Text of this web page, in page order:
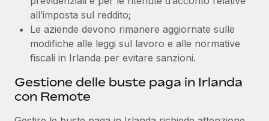
all’imposta sul reddito;
Le aziende devono rimanere aggiornate sulle
modifiche alle leggi sul lavoro e alle normative
fiscali in Irlanda per evitare sanzioni.
Gestione delle buste paga in Irlanda
con Remote